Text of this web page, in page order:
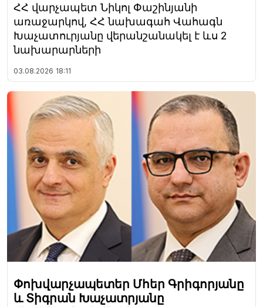
ՀՀ վարչապետ Նիկոլ Փաշինյանի
առաջարկով, ՀՀ նախագահ Վահագն
Խաչատուրյանը վերանշանակել է ևս 2
նախարարների
03.08.2026 18:11
Փոխվարչապետեր Մհեր Գրիգորյանը
և Տիգրան Խաչատրյանը